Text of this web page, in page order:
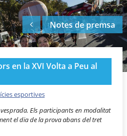
▼
▼
Notes de premsa
en la XVI Volta a Peu al
esportives
Els participants en modalitat
el dia de la prova abans del tret